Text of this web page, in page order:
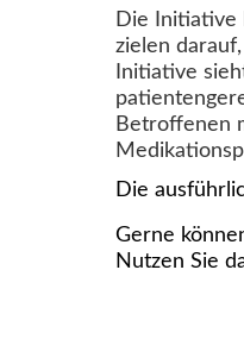
Die Initiative
zielen
Initiative
Betroffenen
Die
Gerne
Nutzen Sie